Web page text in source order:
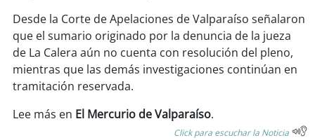
soychiloé
Desde la Corte de Apelaciones de Valparaíso señalaron
que el sumario originado por la denuncia de la jueza
de La Calera aún no cuenta con resolución del pleno,
mientras que las demás investigaciones continúan en
tramitación reservada.
Lee más en El Mercurio de Valparaíso.
Click para escuchar la Noticia